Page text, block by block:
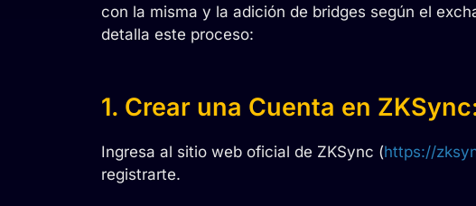
con la misma y la adición de bridges según el
detalla este proceso:
1. Crear una Cuenta en
Ingresa al sitio web oficial de ZKSync (https://
registrarte.